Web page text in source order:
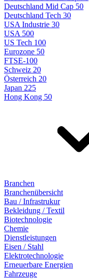
Deutschland Mid Cap 50
Deutschland Tech 30
USA Industrie 30
USA 500
US Tech 100
Eurozone 50
FTSE-100
Schweiz 20
Österreich 20
Japan 225
Hong Kong 50
Branchen
Branchenübersicht
Bau / Infrastrukur
Bekleidung / Textil
Biotechnologie
Chemie
Dienstleistungen
Eisen / Stahl
Elektrotechnologie
Erneuerbare Energien
Fahrzeuge